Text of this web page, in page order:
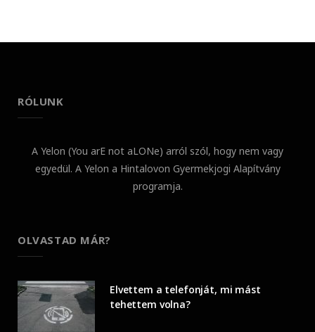
RÓLUNK
A Yelon (You arE not aLONe) arról szól, hogy nem vagy
egyedül. A Yelon a Hintalovon Gyermekjogi Alapítvány
programja.
OLVASTAD MÁR?
Elvettem a telefonját, mi mást
tehettem volna?